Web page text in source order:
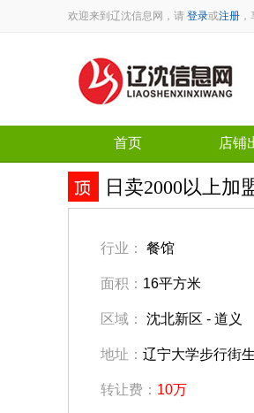
欢迎来到辽沈信息网，请 登录或注册
首页 店铺
日卖2000以上加
行业： 餐馆
面积： 16平方米
区域： 沈北新区 - 道义
地址： 辽宁大学步行街
转让费： 10万